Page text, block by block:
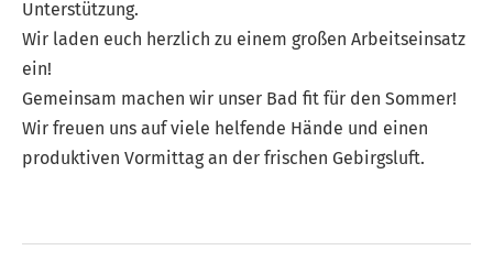
Unterstützung.
Wir laden euch herzlich zu einem großen Arbeitseinsatz
ein!
Gemeinsam machen wir unser Bad fit für den Sommer!
Wir freuen uns auf viele helfende Hände und einen
produktiven Vormittag an der frischen Gebirgsluft.